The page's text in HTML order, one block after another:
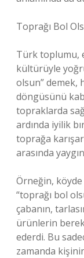
Toprağı Bol
Türk toplumu,
kültürüyle
olsun” demek,
döngüsünü
topraklarda
ardında iyilik
toprağa
arasında
Örneğin,
“toprağı bol
çabanın,
ürünlerin
ederdi. Bu
zamanda